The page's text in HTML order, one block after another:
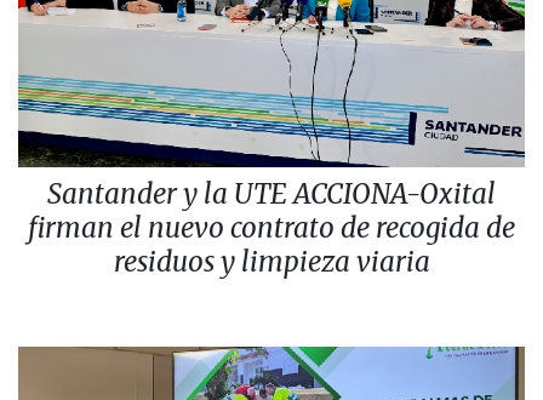
Santander y la UTE ACCIONA-Oxital
firman el nuevo contrato de recogida de
residuos y limpieza viaria